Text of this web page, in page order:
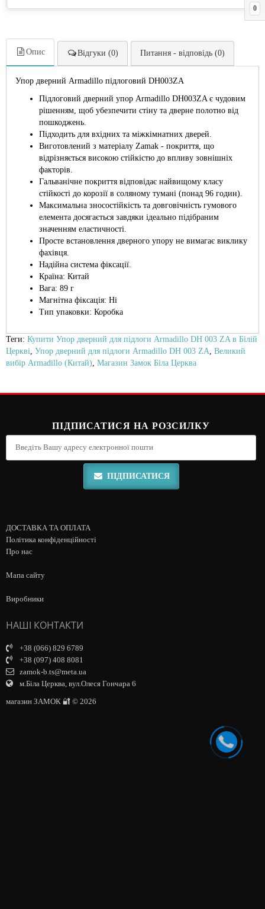
0
Опис Відгуки (0) Питання - відповідь (0)
Упор дверний Armadillo підлоговий DH003ZA
Підлоговий дверний упор Armadillo DH003ZA є чудовим
рішенням, щоб убезпечити стіну та дверне полотно від
пошкоджень.
Підходить для вхідних та міжкімнатних дверей.
Виготовлений з матеріалу Zamak - покриття, що
відрізняється високою стійкістю до впливу зовнішніх
факторів.
Гальванічне покриття відповідає найвищому класу
стійкості до корозії в соляному тумані (понад 96 годин).
Максимальна зносостійкість та довговічність гумового
елемента досягається завдяки ідеально підібраним
значенням еластичності.
Просте встановлення дверного упору не вимагає виклику
фахівця.
Надійна система фіксації.
Країна: Китай
Вага: 89 г
Магнітна фіксація: Ні
Тип упаковки: Коробка
Теги: Купити Упор дверний для підлоги Armadillo DH 003 ZA в Білій
Церкві Упор дверний для підлоги Armadillo DH 003 ZA Великий
вибір Armadillo (Китай) Магазин Замок Біла Церква
ПІДПИСАТИСЯ НА РОЗСИЛКУ
ПІДПИСАТИСЯ
ДОСТАВКА ТА ОПЛАТА
Політика конфіденційності
Про нас
Мапа сайту
Виробники
НАШІ КОНТАКТИ
+38 (066) 829 6789
+38 (097) 408 8081
zamok-b.ts@meta.ua
м.Біла Церква, вул.Олеся Гончара 6
магазин ЗАМОК 🔐 © 2026